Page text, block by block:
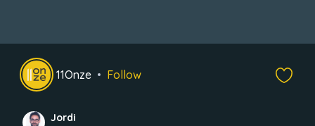
11Onze Follow
Jordi